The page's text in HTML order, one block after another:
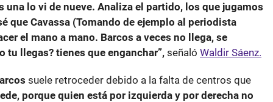
una lo vi de nueve. Analiza el partido, los que jugamos
que Cavassa (Tomando de ejemplo al periodista
el mano a mano. Barcos a veces no llega, se
tu llegas? tienes que enganchar”, señaló Waldir Sáenz.
suele retroceder debido a la falta de centros que
porque quien está por izquierda y por derecha no